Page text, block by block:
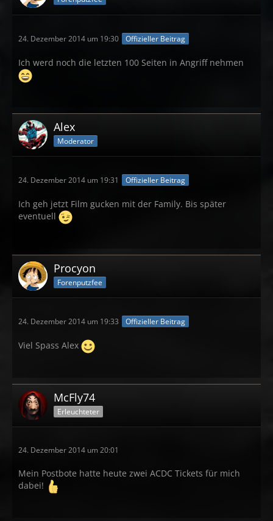
24. Dezember 2014 um 19:30 Offizieller Beitrag
Ich werd noch die letzten 100 Seiten in Angriff nehmen
Alex
Moderator
24. Dezember 2014 um 19:31 Offizieller Beitrag
Ich geh jetzt Film gucken mit der Family. Bis später
eventuell
Procyon
Forenputzfee
24. Dezember 2014 um 19:33 Offizieller Beitrag
Viel Spass Alex
McFly74
Erleuchteter
24. Dezember 2014 um 20:01
Mein Postbote hatte heute zwei ACDC Tickets für mich
dabei!